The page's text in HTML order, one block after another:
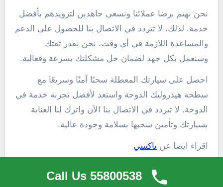
نحن نهتم برضا عملائنا ونسعى جاهدين لتزويدهم بأفضل
خدمة. لذلك، لا تتردد في الاتصال بنا للحصول على الدعم
والمساعدة اللازمة في أي وقت. نحن نقدر ثقتك
وسنعمل بكل جهد لضمان حل مشكلتك بسرعة وفعالية.
احصل على سيارتك المعطلة سحبًا آمنًا وسريعًا مع
سطحة هيدروليك الدوحة واستعد لأفضل تجربة خدمة في
الدوحة. لا تتردد في الاتصال بنا الآن واترك لنا العناية
بسيارتك وتأمين سحبها بسلامة وجودة عالية.
اقراء ايضا عن تاكسي
تفاصيل الاتصال بونش الدوحة
Call Us 55800538